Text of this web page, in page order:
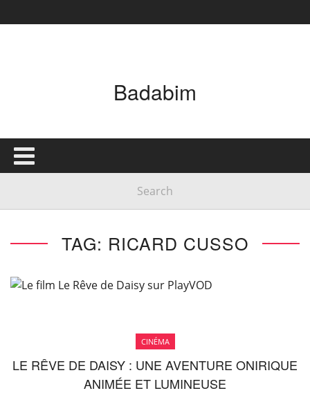
Badabim
TAG: RICARD CUSSO
CINÉMA
LE RÊVE DE DAISY : UNE AVENTURE ONIRIQUE
ANIMÉE ET LUMINEUSE